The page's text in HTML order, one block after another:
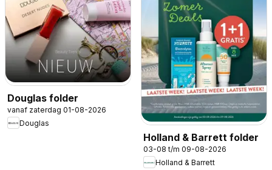
Douglas folder
vanaf zaterdag 01-08-2026
Douglas
Holland & Barrett folder
03-08 t/m 09-08-2026
Holland & Barrett